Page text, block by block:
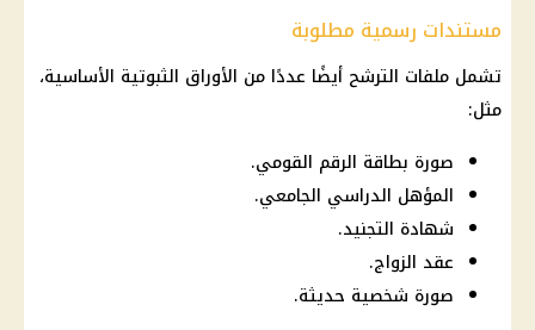
مستندات رسمية مطلوبة
تشمل ملفات الترشح أيضًا عددًا من الأوراق الثبوتية الأساسية،
مثل:
صورة بطاقة الرقم القومي.
المؤهل الدراسي الجامعي.
شهادة التجنيد.
عقد الزواج.
صورة شخصية حديثة.